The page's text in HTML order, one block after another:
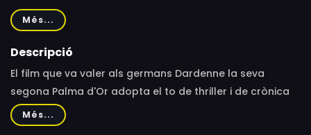
Jérémie Segard, Stéphane Bissot, François Olivier, Mireille
Bailly, Bernard Marbaix, Fabrizio Rongione
Més...
Descripció
El film que va valer als germans Dardenne la seva
segona Palma d'Or adopta el to de thriller i de crònica
neorealista per explicar una història terrible de
paternitat protagonitzada per una parella jove i
Més...